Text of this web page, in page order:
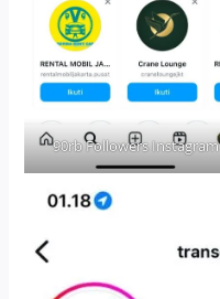
90rb Followers Instagram